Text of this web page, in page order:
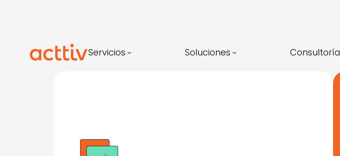
Servicios Soluciones Consultoría